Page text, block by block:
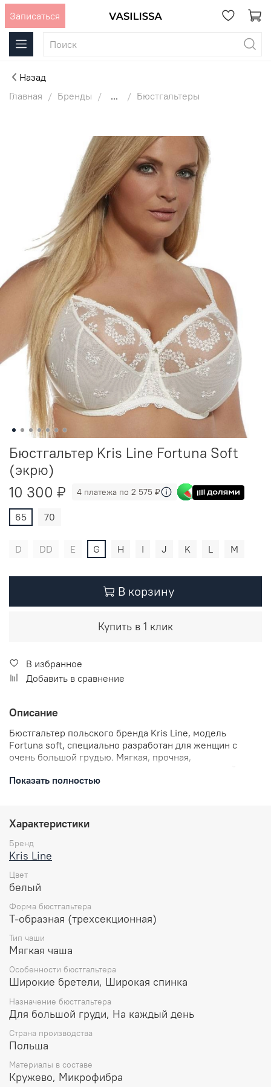
Записаться
Назад
Главная
Бренды ... Бюстгальтеры
Бюстгальтер Kris Line Fortuna Soft
(экрю)
10 300 ₽
4 платежа по 2 575 ₽
65 70
D DD E G H I J K L M
В корзину
Купить в 1 клик
В избранное
Добавить в сравнение
Описание
Бюстгальтер польского бренда Kris Line, модель
Fortuna soft, специально разработан для женщин с
очень большой грудью. Мягкая, прочная,
Идеально поддержит пышный бюст, создавая слегка
элегантный вид.
Особенности:
На каркасах.
членением.
высококачественного сетчатого полотна с
вышивкой на подкладке из стабилизирующей
сетки.
Верхняя деталь — кружевное шитье.
Пояс из плотного эластичного полотна с
микрофиброй в один слой.
Укреплен вертикальными упругими пластинами.
декоративной вышивкой, регулируемые сзади.
Ширина бретелей и высота застежки
увеличивается на больших размерах.
Состав:
80% полиамид
Показать полностью
Характеристики
Бренд
Kris Line
Цвет
белый
Форма бюстгальтера
Т-образная (трехсекционная)
Тип чаши
Мягкая чаша
Особенности бюстгальтера
Широкие бретели, Широкая спинка
Назначение бюстгальтера
Для большой груди, На каждый день
Страна производства
Польша
Материалы в составе
Кружево, Микрофибра